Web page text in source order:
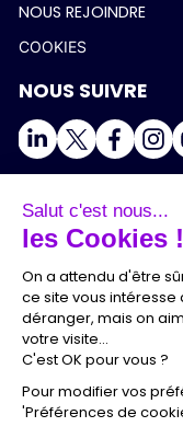
NOUS REJOINDRE
COOKIES
NOUS SUIVRE
Salut c'est nous...
les Cookies !
On a attendu d'être
ce site vous intéresse
déranger, mais on
votre visite...
C'est OK pour vous ?
Pour modifier vos
'Préférences de